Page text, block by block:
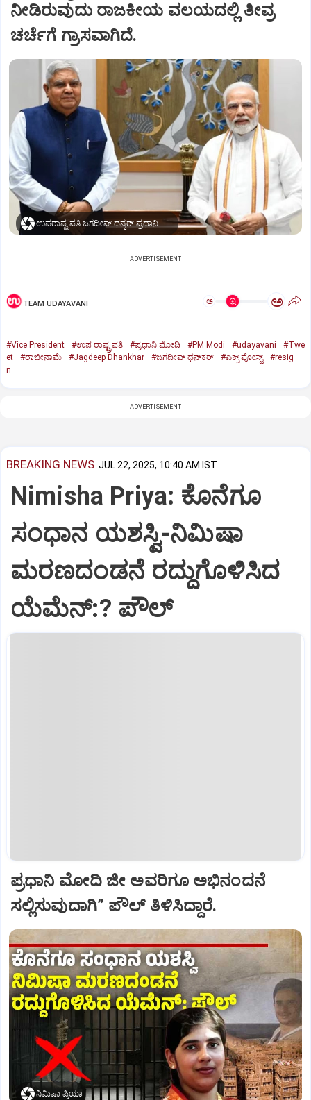
ನೀಡಿರುವುದು ರಾಜಕೀಯ ವಲಯದಲ್ಲಿ ತೀವ್ರ
ಚರ್ಚೆಗೆ ಗ್ರಾಸವಾಗಿದೆ.
ಉಪರಾಷ್ಟ್ರಪತಿ ಜಗದೀಪ್‌ ಧನ್ಕರ್-ಪ್ರಧಾನಿ ಮೋದಿ
ADVERTISEMENT
TEAM UDAYAVANI ಅ ಅ
#Vice President #ಉಪ ರಾಷ್ಟ್ರಪತಿ #ಪ್ರಧಾನಿ ಮೋದಿ #PM Modi #udayavani
#Twe
et
#ರಾಜೀನಾಮೆ #Jagdeep Dhankhar #ಜಗದೀಪ್‌ ಧನ್‌ಕರ್‌ #ಎಕ್ಸ್‌ ಪೋಸ್ಟ್
#resig
n
ADVERTISEMENT
BREAKING NEWS JUL 22, 2025, 10:40 AM IST
Nimisha Priya: ಕೊನೆಗೂ
ಸಂಧಾನ ಯಶಸ್ವಿ-ನಿಮಿಷಾ
ಮರಣದಂಡನೆ ರದ್ದುಗೊಳಿಸಿದ
ಯೆಮೆನ್:? ಪೌಲ್
ಪ್ರಧಾನಿ ಮೋದಿ ಜೀ ಅವರಿಗೂ ಅಭಿನಂದನೆ
ಸಲ್ಲಿಸುವುದಾಗಿ” ಪೌಲ್‌ ತಿಳಿಸಿದ್ದಾರೆ.
ನಿಮಿಷಾ ಪ್ರಿಯಾ